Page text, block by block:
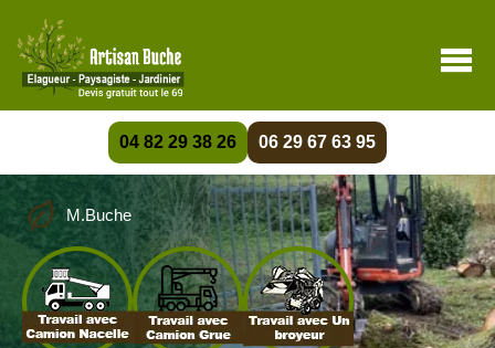
04 82 29 38 26 06 29 67 63 95
M.Buche